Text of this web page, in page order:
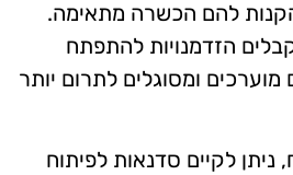
להם הכשרה מתאימה.
הזדמנויות להתפתח
ומסוגלים לתרום יותר
לקיים סדנאות לפיתוח